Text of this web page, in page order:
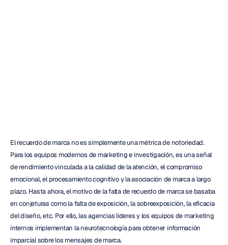
El recuerdo de marca no es simplemente una métrica de notoriedad.
Para los equipos modernos de marketing e investigación, es una señal
de rendimiento vinculada a la calidad de la atención, el compromiso
emocional, el procesamiento cognitivo y la asociación de marca a largo
plazo. Hasta ahora, el motivo de la falta de recuerdo de marca se basaba
en conjeturas como la falta de exposición, la sobreexposición, la eficacia
del diseño, etc. Por ello, las agencias líderes y los equipos de marketing
internos implementan la neurotecnología para obtener información
imparcial sobre los mensajes de marca.